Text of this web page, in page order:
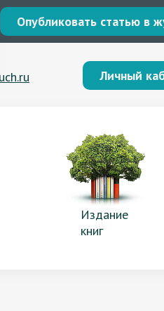
Опубликовать статью в
Личный
Издание
книг